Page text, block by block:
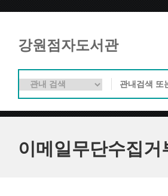
강원점자도서관
이메일무단수집거